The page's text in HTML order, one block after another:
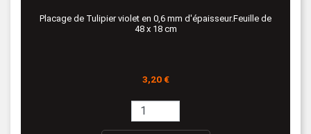
Placage de Tulipier violet en 0,6 mm d'épaisseur.Feuille de
48 x 18 cm
Prix
3,20 €